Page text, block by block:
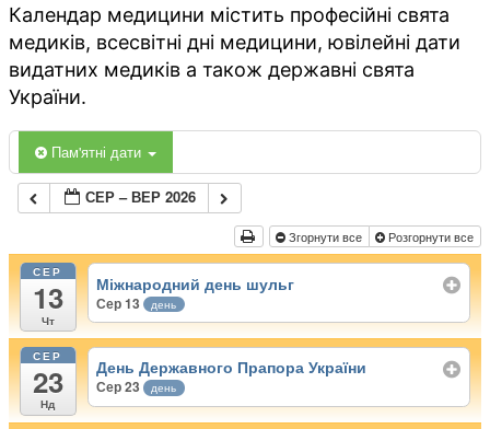
Календар медицини містить професійні свята
медиків, всесвітні дні медицини, ювілейні дати
видатних медиків а також державні свята
України.
Пам'ятні дати
СЕР – ВЕР 2026
Згорнути все Розгорнути все
СЕР
13
Чт
Міжнародний день шульг
Сер 13 день
СЕР
23
Нд
День Державного Прапора України
Сер 23 день